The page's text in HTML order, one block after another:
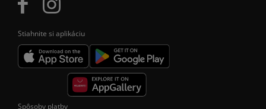
Stiahnite si aplikáciu
Spôsoby platby